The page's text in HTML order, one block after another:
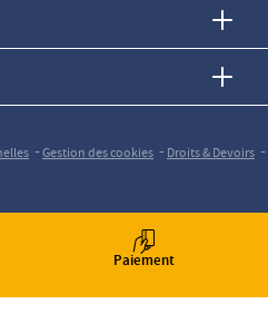
Paiement
-Gestion des cookies -Droits & Devoirs -